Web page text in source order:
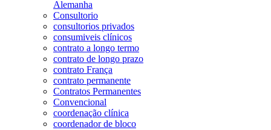
Alemanha
Consultorio
consultorios privados
consumiveis clínicos
contrato a longo termo
contrato de longo prazo
contrato França
contrato permanente
Contratos Permanentes
Convencional
coordenação clínica
coordenador de bloco